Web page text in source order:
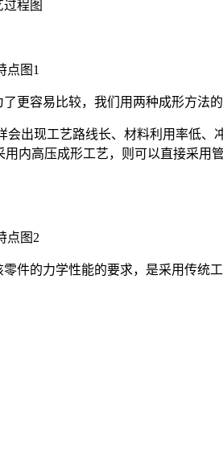
容易比较，我们用两种成形方法的
现工艺路线长、材料利用率低、
内高压成形工艺，则可以直接采用
件的力学性能的要求，是采用传统工